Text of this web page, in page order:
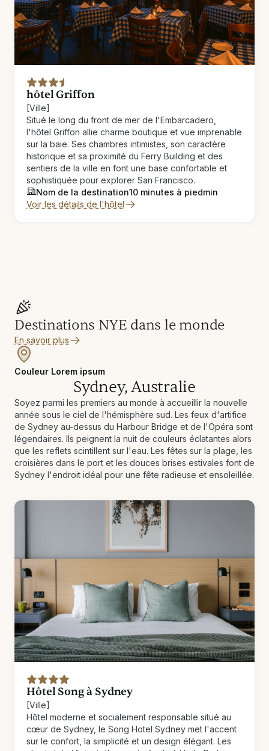
hôtel Griffon
[Ville]
Situé le long du front de mer de l'Embarcadero,
l'hôtel Griffon allie charme boutique et vue imprenable
sur la baie. Ses chambres intimistes, son caractère
historique et sa proximité du Ferry Building et des
sentiers de la ville en font une base confortable et
sophistiquée pour explorer San Francisco.
Nom de la destination10 minutes à piedmin
Voir les détails de l'hôtel
Destinations NYE dans le monde
En savoir plus
Hôtel Song à Sydney
[Ville]
Hôtel moderne et socialement responsable situé au
cœur de Sydney, le Song Hotel Sydney met l'accent
sur le confort, la simplicité et un design élégant. Les
Couleur Lorem ipsum
Sydney, Australie
Soyez parmi les premiers au monde à accueillir la nouvelle
année sous le ciel de l'hémisphère sud. Les feux d'artifice
de Sydney au-dessus du Harbour Bridge et de l'Opéra sont
légendaires. Ils peignent la nuit de couleurs éclatantes alors
que les reflets scintillent sur l'eau. Les fêtes sur la plage, les
croisières dans le port et les douces brises estivales font de
Sydney l'endroit idéal pour une fête radieuse et ensoleillée.